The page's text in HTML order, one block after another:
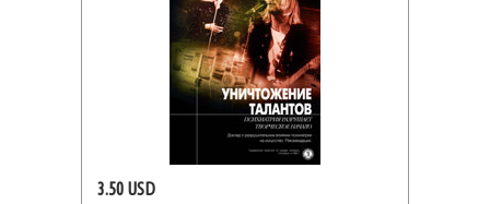
3.50 USD